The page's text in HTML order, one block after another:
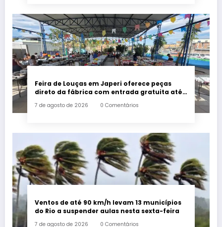
Feira de Louças em Japeri oferece peças
direto da fábrica com entrada gratuita até
7 de agosto de 2026 0 Comentários
Ventos de até 90 km/h levam 13 municípios
do Rio a suspender aulas nesta sexta-feira
7 de agosto de 2026 0 Comentários